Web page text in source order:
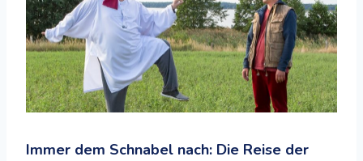
Immer dem Schnabel nach: Die Reise der